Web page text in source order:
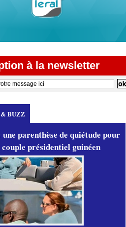
à la newsletter
BUZZ
parenthèse de quiétude pour
présidentiel guinéen